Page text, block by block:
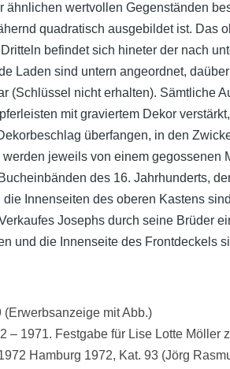
wertvollen Gegenständen
quadratisch ausgebildet ist.
befindet sich hineter der nach
Laden sind untern angeordnet,
nicht erhalten). Sämtliche
mit graviertem Dekor
überfangen, in den
jeweils von einem
des 16. Jahrhunderts,
Innenseiten des oberen Kastens
Josephs durch seine Brüder
und die Innenseite des Frontdeckels
mit Abb.)
1971. Festgabe für Lise Lotte
Hamburg 1972, Kat. 93 (Jörg